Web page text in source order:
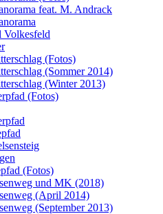
feat. M. Andrack
Volkesfeld
(Fotos)
(Sommer 2014)
(Winter 2013)
(Fotos)
(Fotos)
und MK (2018)
(April 2014)
(September 2013)